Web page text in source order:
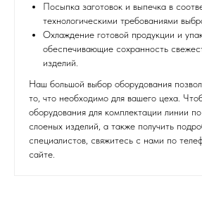
Посыпка заготовок и выпечка в
технологическими требованиями
Охлаждение готовой продукции и
обеспечивающие сохранность
изделий.
Наш большой выбор оборудования
то, что необходимо для вашего цеха.
оборудования для комплектации линии
слоеных изделий, а также получить
специалистов, свяжитесь с нами по
сайте.